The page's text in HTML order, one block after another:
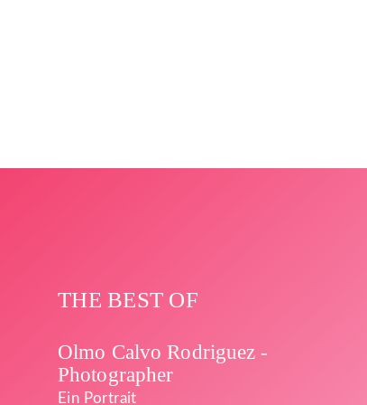
THE BEST OF
Olmo Calvo Rodriguez -
Photographer
Ein Portrait